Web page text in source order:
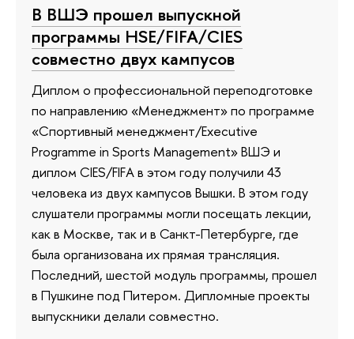
В ВШЭ прошел выпускной
программы HSE/FIFA/CIES
совместно двух кампусов
Диплом о профессиональной переподготовке
по направлению «Менеджмент» по программе
«Спортивный менеджмент/Executive
Programme in Sports Management» ВШЭ и
диплом CIES/FIFA в этом году получили 43
человека из двух кампусов Вышки. В этом году
слушатели программы могли посещать лекции,
как в Москве, так и в Санкт-Петербурге, где
была организована их прямая трансляция.
Последний, шестой модуль программы, прошел
в Пушкине под Питером. Дипломные проекты
выпускники делали совместно.